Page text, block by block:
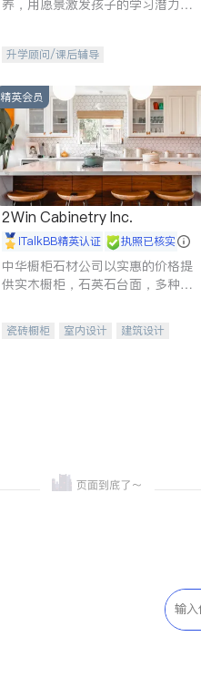
养，用愿景激发孩子的学习潜力和
升学顾问/课后辅导
精英会员
2Win Cabinetry Inc.
iTalkBB精英认证 执照已核实
中华橱柜石材公司以实惠的价格提
供实木橱柜，石英石台面，多种优
瓷砖橱柜 室内设计
建筑设计